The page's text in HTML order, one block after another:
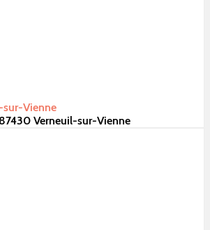
sur-Vienne
Verneuil-sur-Vienne